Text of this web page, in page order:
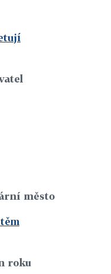
město
roku